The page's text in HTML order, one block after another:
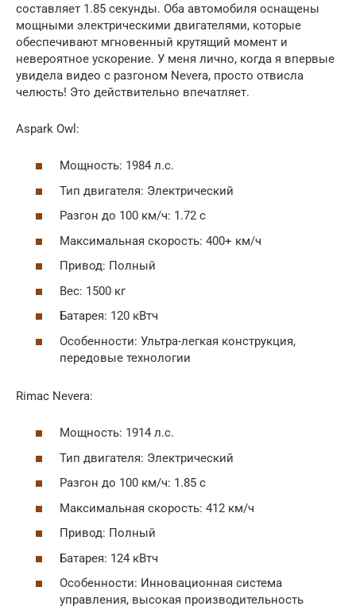
составляет 1.85 секунды. Оба автомобиля оснащены
мощными электрическими двигателями, которые
обеспечивают мгновенный крутящий момент и
невероятное ускорение. У меня лично, когда я впервые
увидела видео с разгоном Nevera, просто отвисла
челюсть! Это действительно впечатляет.
Aspark Owl:
Мощность: 1984 л.с.
Тип двигателя: Электрический
Разгон до 100 км/ч: 1.72 с
Максимальная скорость: 400+ км/ч
Привод: Полный
Вес: 1500 кг
Батарея: 120 кВтч
Особенности: Ультра-легкая конструкция,
передовые технологии
Rimac Nevera:
Мощность: 1914 л.с.
Тип двигателя: Электрический
Разгон до 100 км/ч: 1.85 с
Максимальная скорость: 412 км/ч
Привод: Полный
Батарея: 124 кВтч
Особенности: Инновационная система
управления, высокая производительность